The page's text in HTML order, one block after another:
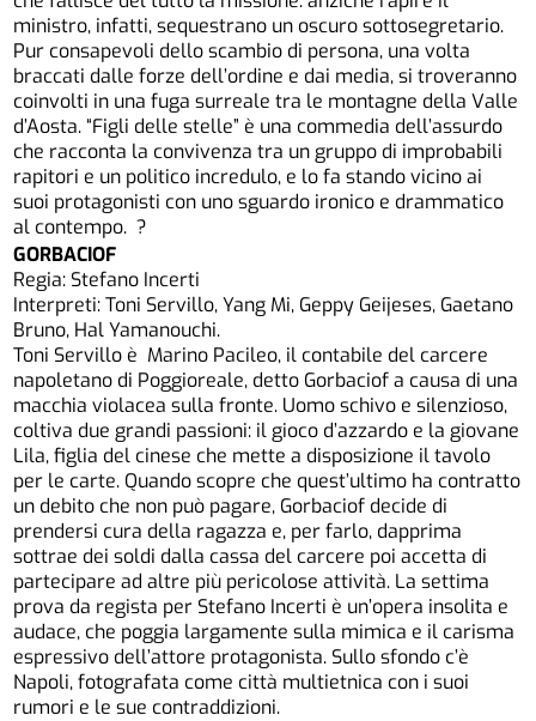
ministro, infatti, sequestrano un oscuro sottosegretario.
Pur consapevoli dello scambio di persona, una volta
braccati dalle forze dell’ordine e dai media, si troveranno
coinvolti in una fuga surreale tra le montagne della Valle
d’Aosta. “Figli delle stelle” è una commedia dell’assurdo
che racconta la convivenza tra un gruppo di improbabili
rapitori e un politico incredulo, e lo fa stando vicino ai
suoi protagonisti con uno sguardo ironico e drammatico
al contempo. ?
GORBACIOF
Regia: Stefano Incerti
Interpreti: Toni Servillo, Yang Mi, Geppy Geijeses, Gaetano
Bruno, Hal Yamanouchi.
Toni Servillo è Marino Pacileo, il contabile del carcere
napoletano di Poggioreale, detto Gorbaciof a causa di una
macchia violacea sulla fronte. Uomo schivo e silenzioso,
coltiva due grandi passioni: il gioco d’azzardo e la giovane
Lila, figlia del cinese che mette a disposizione il tavolo
per le carte. Quando scopre che quest’ultimo ha contratto
un debito che non può pagare, Gorbaciof decide di
prendersi cura della ragazza e, per farlo, dapprima
sottrae dei soldi dalla cassa del carcere poi accetta di
partecipare ad altre più pericolose attività. La settima
prova da regista per Stefano Incerti è un’opera insolita e
audace, che poggia largamente sulla mimica e il carisma
espressivo dell’attore protagonista. Sullo sfondo c’è
Napoli, fotografata come città multietnica con i suoi
rumori e le sue contraddizioni.